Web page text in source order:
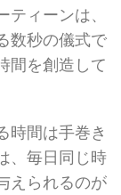
ティーンは、
数秒の儀式で
間を創造して
時間は手巻き
、毎日同じ時
えられるのが